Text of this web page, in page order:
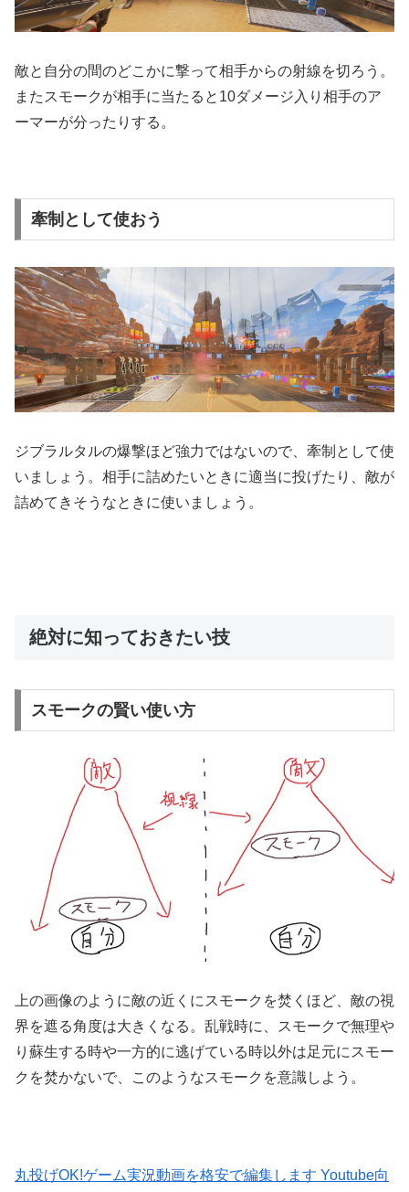
敵と自分の間のどこかに撃って相手からの射線を切ろう。
またスモークが相手に当たると10ダメージ入り相手のア
ーマーが分ったりする。
牽制として使おう
ジブラルタルの爆撃ほど強力ではないので、牽制として使
いましょう。相手に詰めたいときに適当に投げたり、敵が
詰めてきそうなときに使いましょう。
絶対に知っておきたい技
スモークの賢い使い方
上の画像のように敵の近くにスモークを焚くほど、敵の視
界を遮る角度は大きくなる。乱戦時に、スモークで無理や
り蘇生する時や一方的に逃げている時以外は足元にスモー
クを焚かないで、このようなスモークを意識しよう。
丸投げOK!ゲーム実況動画を格安で編集します Youtube向